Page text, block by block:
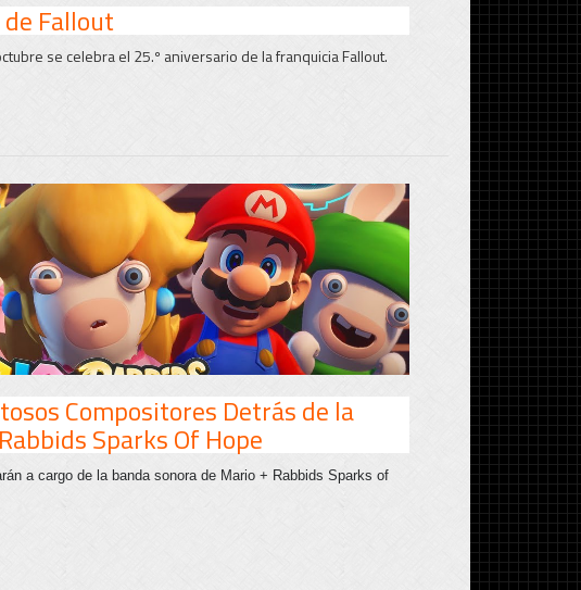
Fallout
se celebra el 25.º aniversario de la franquicia Fallout.
Compositores Detrás de la
Sparks Of Hope
a cargo de la banda sonora de Mario + Rabbids Sparks of